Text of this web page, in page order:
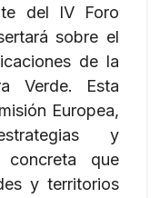
del IV Foro
sobre el
de la
Verde. Esta
Europea,
y
que
y territorios